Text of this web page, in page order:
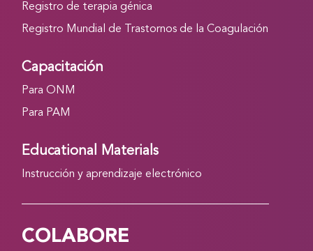
Registro de terapia génica
Registro Mundial de Trastornos de la Coagulación
Capacitación
Para ONM
Para PAM
Educational Materials
Instrucción y aprendizaje electrónico
COLABORE